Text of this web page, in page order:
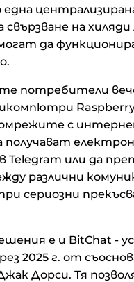
на хиляди
да
потребители
Raspberry
с
получават
Telegram или да
различни
сериозни
е и BitChat -
2025 г. от
Дорси. Тя